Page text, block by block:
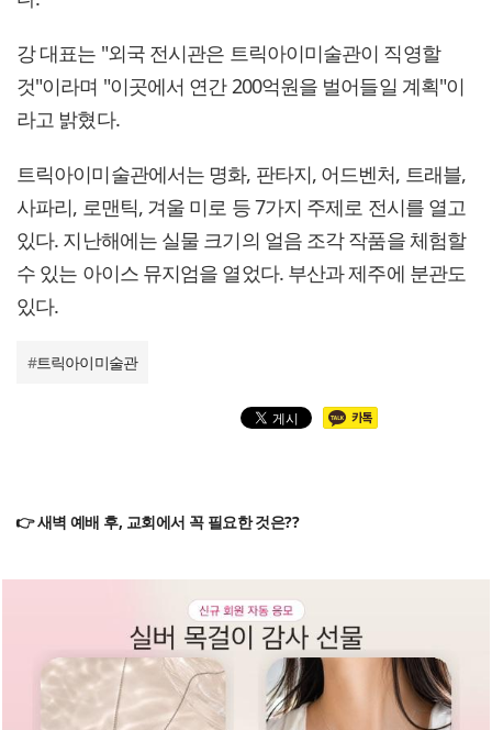
강 대표는 "외국 전시관은 트릭아이미술관이 직영할
것"이라며 "이곳에서 연간 200억원을 벌어들일 계획"이
라고 밝혔다.
트릭아이미술관에서는 명화, 판타지, 어드벤처, 트래블,
사파리, 로맨틱, 겨울 미로 등 7가지 주제로 전시를 열고
있다. 지난해에는 실물 크기의 얼음 조각 작품을 체험할
수 있는 아이스 뮤지엄을 열었다. 부산과 제주에 분관도
있다.
#트릭아이미술관
👉 새벽 예배 후, 교회에서 꼭 필요한 것은??